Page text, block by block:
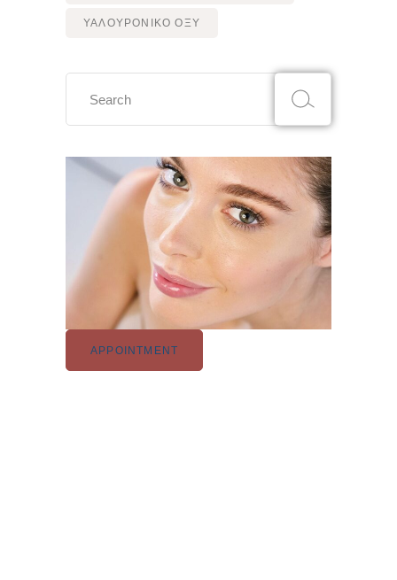
ΥΑΛΟΥΡΟΝΙΚΟ ΟΞΥ
APPOINTMENT